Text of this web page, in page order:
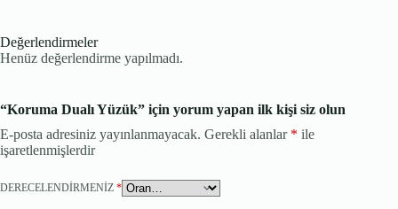
Değerlendirmeler
Henüz değerlendirme yapılmadı.
“Koruma Dualı Yüzük” için yorum yapan ilk kişi siz olun
E-posta adresiniz yayınlanmayacak. Gerekli alanlar * ile
işaretlenmişlerdir
DERECELENDIRMENIZ *